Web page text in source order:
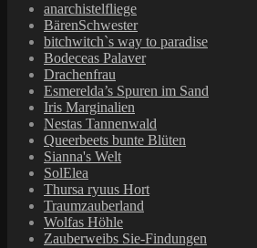
anarchistelfliege
BärenSchwester
bitchwitch`s way to paradise
Bodeceas Palaver
Drachenfrau
Esmerelda’s Spuren im Sand
Iris Marginalien
Nestas Tannenwald
Queerbeets bunte Blüten
Sianna's Welt
SolElea
Thursa ryuus Hort
Traumzauberland
Wolfas Höhle
Zauberweibs Sie-Findungen